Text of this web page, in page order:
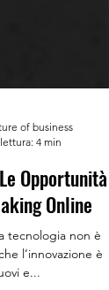
of business
4 min
Opportunità
Online